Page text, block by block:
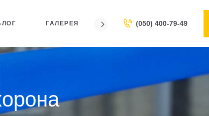
ГАЛЕРЕЯ (050) 400-79-49